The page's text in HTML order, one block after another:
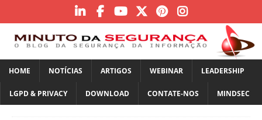
HOME NOTÍCIAS ARTIGOS WEBINAR LEADERSHIP
LGPD & PRIVACY DOWNLOAD CONTATE-NOS MINDSEC